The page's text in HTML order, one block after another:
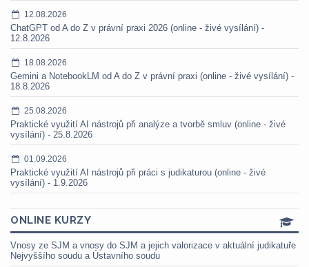
12.08.2026
ChatGPT od A do Z v právní praxi 2026 (online - živé vysílání) -
12.8.2026
18.08.2026
Gemini a NotebookLM od A do Z v právní praxi (online - živé vysílání) -
18.8.2026
25.08.2026
Praktické využití AI nástrojů při analýze a tvorbě smluv (online - živé
vysílání) - 25.8.2026
01.09.2026
Praktické využití AI nástrojů při práci s judikaturou (online - živé
vysílání) - 1.9.2026
ONLINE KURZY
Vnosy ze SJM a vnosy do SJM a jejich valorizace v aktuální judikatuře
Nejvyššího soudu a Ústavního soudu